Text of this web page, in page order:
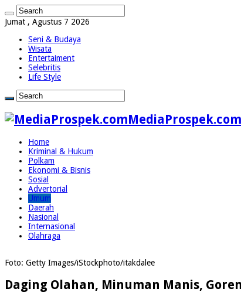
Jumat , Agustus 7 2026
Seni & Budaya
Wisata
Entertaiment
Selebritis
Life Style
MediaProspek.com
Home
Kriminal & Hukum
Polkam
Ekonomi & Bisnis
Sosial
Advertorial
Umum
Daerah
Nasional
Internasional
Olahraga
Foto: Getty Images/iStockphoto/itakdalee
Daging Olahan, Minuman Manis,